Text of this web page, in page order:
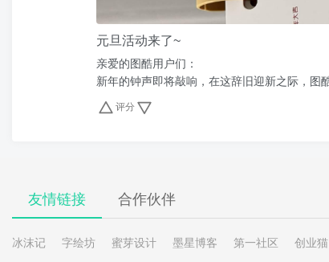
元旦活动来了~
亲爱的图酷用户们：
新年的钟声即将敲响，在这辞旧迎新之际，图
评分
友情链接 合作伙伴
冰沫记 字绘坊 蜜芽设计 墨星博客 第一社区 创业猫